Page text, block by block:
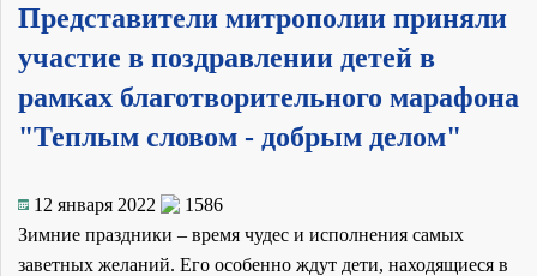
Представители митрополии приняли
участие в поздравлении детей в
рамках благотворительного марафона
"Теплым словом - добрым делом"
12 января 2022
1586
Зимние праздники – время чудес и исполнения самых
заветных желаний. Его особенно ждут дети, находящиеся в